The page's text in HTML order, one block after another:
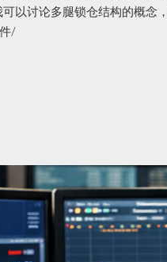
可以讨论多腿锁仓结构的概
/